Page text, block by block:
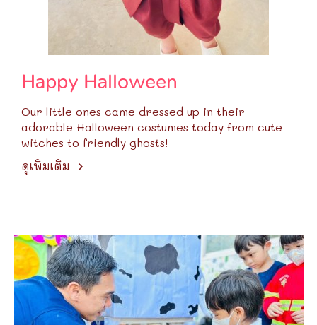
Happy Halloween
Our little ones came dressed up in their
adorable Halloween costumes today from cute
witches to friendly ghosts!
ดูเพิ่มเติม